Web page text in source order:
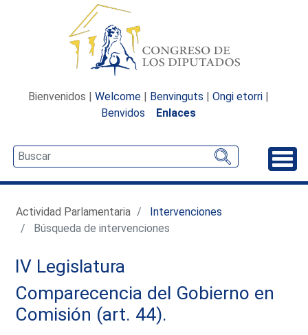
Bienvenidos | Welcome | Benvinguts | Ongi etorri |
Benvidos
Enlaces
Actividad Parlamentaria
Intervenciones
Búsqueda de intervenciones
IV Legislatura
Comparecencia del Gobierno en
Comisión (art. 44).